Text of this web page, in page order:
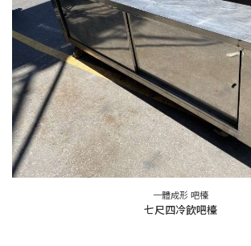
一體成形 吧檯
七尺四冷飲吧檯